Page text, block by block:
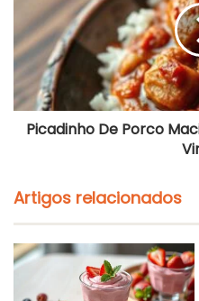
d
a
C
á
s
E
á
p
i
i
n
h
o
D
o
c
i
Picadinho De Porco
Artigos relacionados